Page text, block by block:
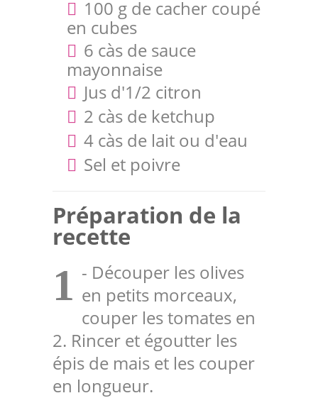
100 g de cacher coupé
en cubes
6 càs de sauce
mayonnaise
Jus d'1/2 citron
2 càs de ketchup
4 càs de lait ou d'eau
Sel et poivre
Préparation de la
recette
1 - Découper les olives
en petits morceaux,
couper les tomates en
2. Rincer et égoutter les
épis de mais et les couper
en longueur.